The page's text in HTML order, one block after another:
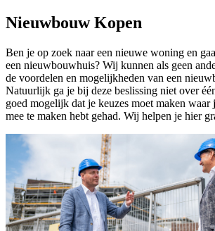
Nieuwbouw Kopen
Ben je op zoek naar een nieuwe woning en
een nieuwbouwhuis? Wij kunnen als geen
de voordelen en mogelijkheden van een
Natuurlijk ga je bij deze beslissing niet over
goed mogelijk dat je keuzes moet maken waar
mee te maken hebt gehad. Wij helpen je hier